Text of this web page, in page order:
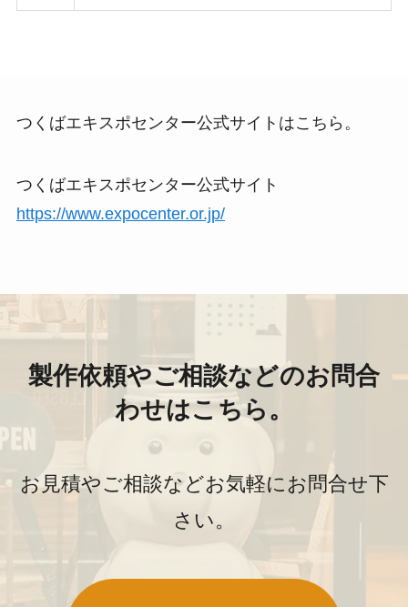
つくばエキスポセンター公式サイトはこちら。
つくばエキスポセンター公式サイト
https://www.expocenter.or.jp/
製作依頼やご相談などのお問合
わせはこちら。
お見積やご相談などお気軽にお問合せ下
さい。